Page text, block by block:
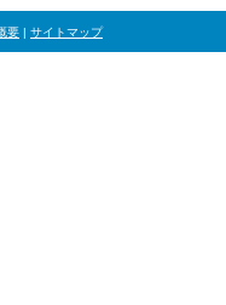
要 | サイトマップ